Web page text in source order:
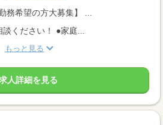
務希望の方大募集】 ...
ください！ ●家庭...
もっと見る
人詳細を見る